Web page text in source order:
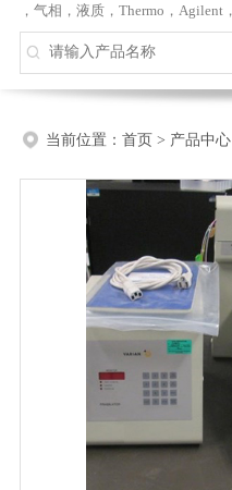
， 气相 ， 液质， Thermo ， Agilent ，
当前位置： 首页> 产品中心